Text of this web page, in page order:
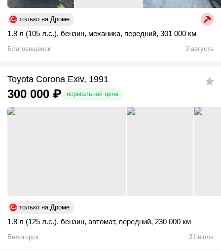
только на Дроме
1.8 л (105 л.с.), бензин, механика, передний, 301 000 км
Благовещенск 3 августа
Toyota Corona Exiv, 1991
300 000 ₽ нормальная цена
только на Дроме
1.8 л (125 л.с.), бензин, автомат, передний, 230 000 км
Белогорск 31 июля